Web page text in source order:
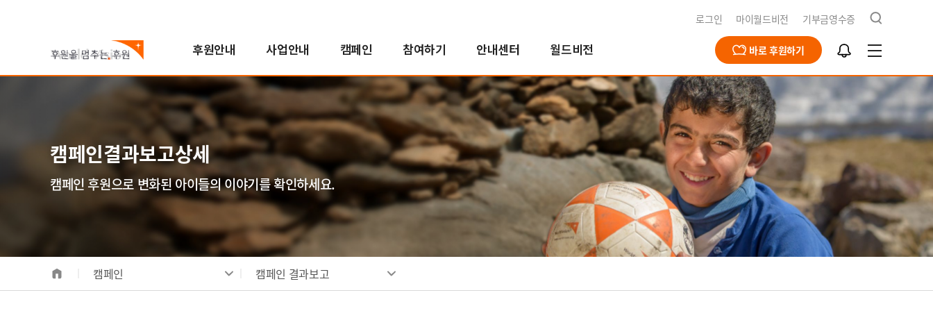
로그인 마이월드비전 기부금영수증
후원안내
해외아동
해외아동후원 안내
해외아동 선택하기
해외사업 국내사업 긴급구호 북한사업
전체사업 기념일후원
고액후원/유산기부
소개
디아코니아처치
기업후원
소개
함께하는 기업
뉴스레터
비전스토어
소개
소식
신청
사업안내
해외사업
지역개발사업
교육사업
보건영양사업
식수위생사업
인도적지원사업
자연재난구호사업
분쟁대응사업
국내사업
꿈지원사업
위기아동지원사업
식생활취약아동지원사업
취약아동특화사업
아동옹호사업
북한사업
영양사업
식수사업
국내사업장 안내
캠페인
지난 캠페인 캠페인 결과보고
참여하기
일반봉사
모집공고
학교참여
후원자참여
오렌지농장
열린모임
교회 파트너십 사회문제해결
안내센터
FAQ 정책 및 약관 새소식 소식지 보고서
월드비전
비전/가치/사명
시작과 오늘
성과 및 핵심사업
한국월드비전
연혁
조직도
인사말
베이크
합창단
투명경영
투명경영실현
재무예산보고
사업보고서
친선홍보대사
인재채용
소개
단시간근로자 채용공고
바로 후원하기
알
함
캠페인결과보고상세
캠페인 후원으로 변화된 아이들의 이야기를 확인하세요.
캠페인 캠페인 결과보고